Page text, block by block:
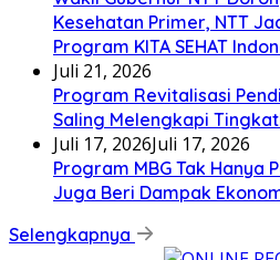
Kesehatan Primer, NTT
Program KITA SEHAT
Juli 21, 2026
Program Revitalisasi
Saling Melengkapi
Juli 17, 2026Juli 17, 2026
Program MBG Tak Hanya
Juga Beri Dampak
Selengkapnya